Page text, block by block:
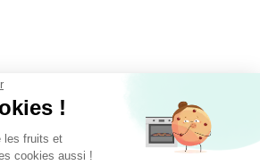
!
les fruits et
cookies aussi !
sur les réseaux !
l'eau à la bouche et en
plein sur l'antigaspi 😋